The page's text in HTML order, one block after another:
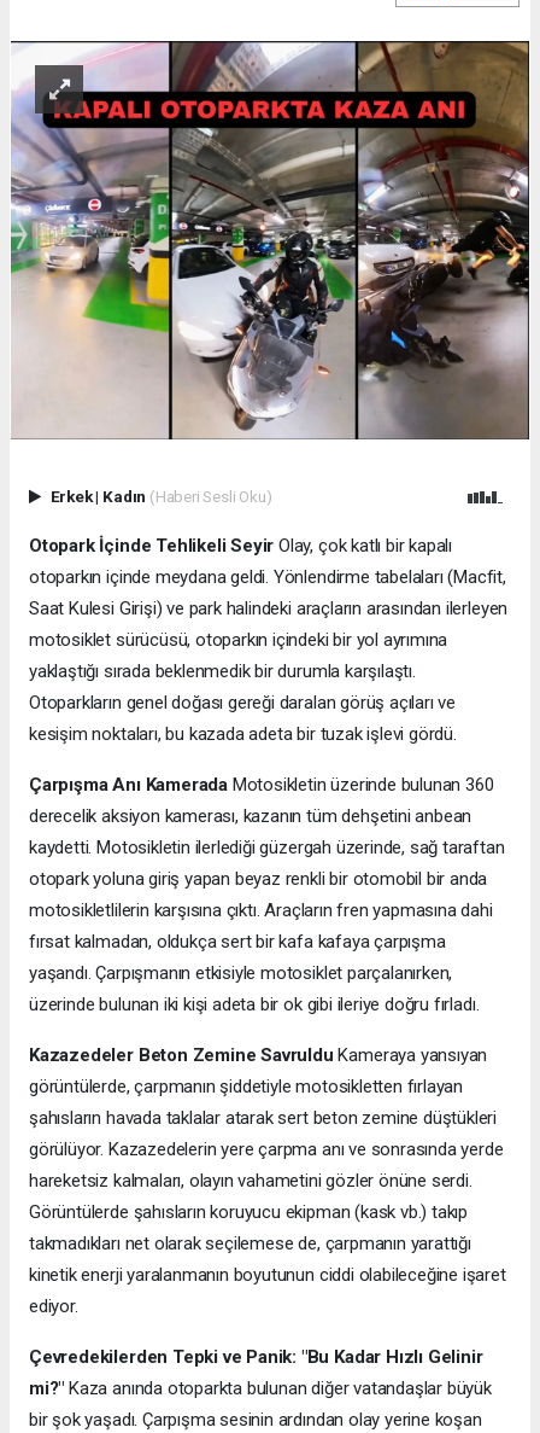
Erkek| Kadın (Haberi Sesli Oku)
Otopark İçinde Tehlikeli Seyir Olay, çok katlı bir kapalı
otoparkın içinde meydana geldi. Yönlendirme tabelaları (Macfit,
Saat Kulesi Girişi) ve park halindeki araçların arasından ilerleyen
motosiklet sürücüsü, otoparkın içindeki bir yol ayrımına
yaklaştığı sırada beklenmedik bir durumla karşılaştı.
Otoparkların genel doğası gereği daralan görüş açıları ve
kesişim noktaları, bu kazada adeta bir tuzak işlevi gördü.
Çarpışma Anı KameradaMotosikletin üzerinde bulunan 360
derecelik aksiyon kamerası, kazanın tüm dehşetini anbean
kaydetti. Motosikletin ilerlediği güzergah üzerinde, sağ taraftan
otopark yoluna giriş yapan beyaz renkli bir otomobil bir anda
motosikletlilerin karşısına çıktı. Araçların fren yapmasına dahi
fırsat kalmadan, oldukça sert bir kafa kafaya çarpışma
yaşandı. Çarpışmanın etkisiyle motosiklet parçalanırken,
üzerinde bulunan iki kişi adeta bir ok gibi ileriye doğru fırladı.
Kazazedeler Beton Zemine Savruldu Kameraya yansıyan
görüntülerde, çarpmanın şiddetiyle motosikletten fırlayan
şahısların havada taklalar atarak sert beton zemine düştükleri
görülüyor. Kazazedelerin yere çarpma anı ve sonrasında yerde
hareketsiz kalmaları, olayın vahametini gözler önüne serdi.
Görüntülerde şahısların koruyucu ekipman (kask vb.) takıp
takmadıkları net olarak seçilemese de, çarpmanın yarattığı
kinetik enerji yaralanmanın boyutunun ciddi olabileceğine işaret
ediyor.
Çevredekilerden Tepki ve Panik: "Bu Kadar Hızlı Gelinir
mi?" Kaza anında otoparkta bulunan diğer vatandaşlar büyük
bir şok yaşadı. Çarpışma sesinin ardından olay yerine koşan